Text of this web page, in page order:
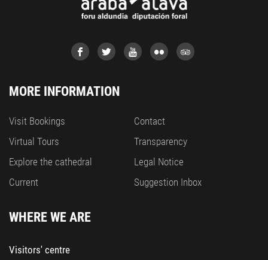
MORE INFORMATION
Visit Bookings
Virtual Tours
Explore the cathedral
Current
Contact
Transparency
Legal Notice
Suggestion Inbox
WHERE WE ARE
Visitors' centre